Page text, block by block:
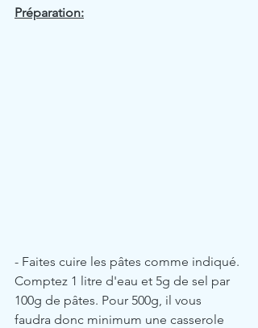
Préparation:
- Faites cuire les pâtes comme indiqué.
Comptez 1 litre d'eau et 5g de sel par
100g de pâtes. Pour 500g, il vous
faudra donc minimum une casserole